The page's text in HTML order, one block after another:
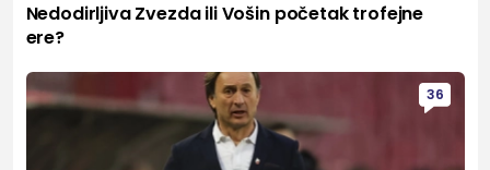
Nedodirljiva Zvezda ili Vošin početak trofejne
ere?
36